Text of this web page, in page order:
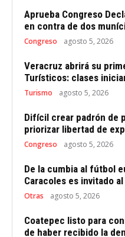
Aprueba Congreso
en contra de dos
Congreso agosto 5, 2026
Veracruz abrirá su
Turísticos: clases
Turismo agosto 5, 2026
Difícil crear padrón de
priorizar libertad de
Congreso agosto 5, 2026
De la cumbia al fútbol
Caracoles es invitado
Otras agosto 5, 2026
Coatepec listo para
de haber recibido la